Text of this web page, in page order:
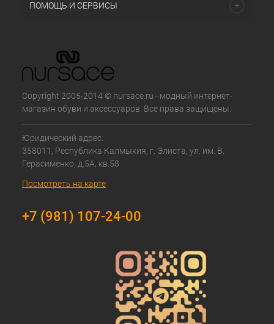
ПОМОЩЬ И СЕРВИСЫ
Copyright 2005-2014 © nursace.ru - модный интернет-
магазин обуви и аксессуаров. Все права защищены.
Юридический адрес:
358011, Республика Калмыкия, г. Элиста, ул. им. В.
Герасименко, д.5А, кв.58
Посмотреть на карте
+7 (981) 107-24-00